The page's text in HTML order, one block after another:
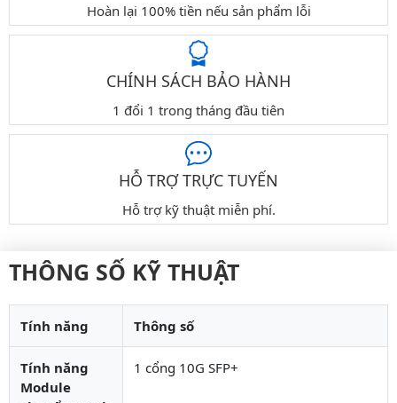
Hoàn lại 100% tiền nếu sản phẩm lỗi
CHÍNH SÁCH BẢO HÀNH
1 đổi 1 trong tháng đầu tiên
HỖ TRỢ TRỰC TUYẾN
Hỗ trợ kỹ thuật miễn phí.
THÔNG SỐ KỸ THUẬT
Tính năng Thông số
Tính năng
Module
1 cổng 10G SFP+